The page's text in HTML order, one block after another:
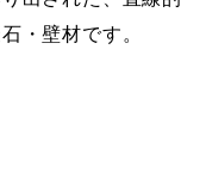
・壁材です。